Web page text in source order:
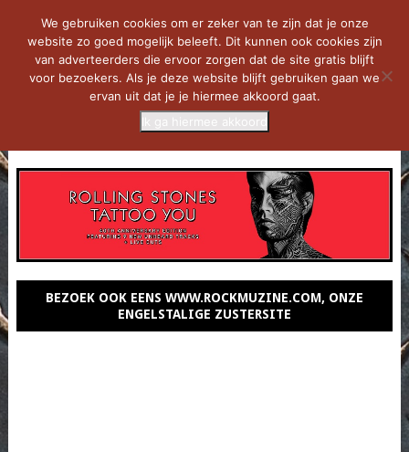
BEZOEK OOK EENS WWW.ROCKMUZINE.COM, ONZE
ENGELSTALIGE ZUSTERSITE
We gebruiken cookies om er zeker van te zijn dat je onze
website zo goed mogelijk beleeft. Dit kunnen ook cookies zijn
van adverteerders die ervoor zorgen dat de site gratis blijft
voor bezoekers. Als je deze website blijft gebruiken gaan we
ervan uit dat je je hiermee akkoord gaat.
Ik ga hiermee akkoord